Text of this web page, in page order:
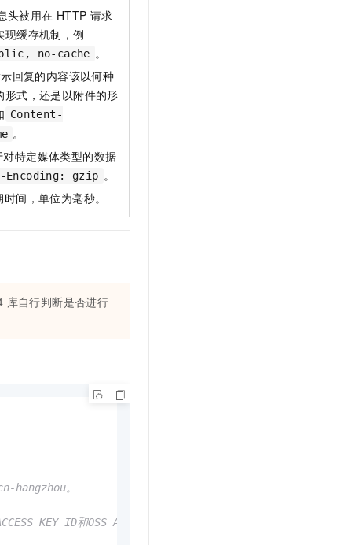
头被用在 HTTP 请求
现缓存机制，例
no-cache 。
回复的内容该以何种
式，还是以附件的形
Content-
。
特定媒体类型的数据
Encoding: gzip 。
间，单位为毫秒。
库自行判断是否进行
hangzhou。
和OSS_ACCESS_KEY_SECRET。